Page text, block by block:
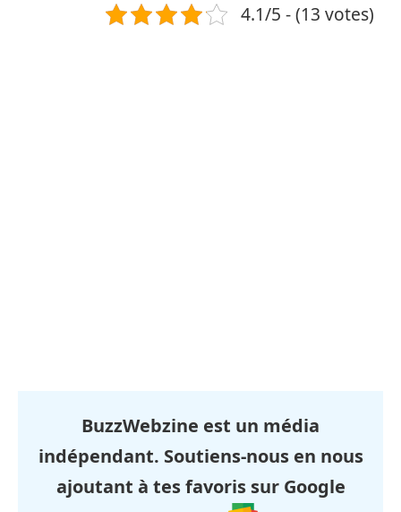
4.1/5 - (13 votes)
BuzzWebzine est un média
indépendant. Soutiens-nous en nous
ajoutant à tes favoris sur Google